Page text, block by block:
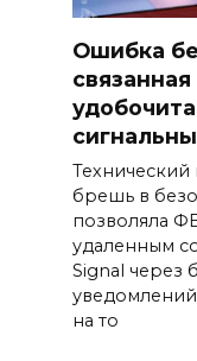
Ошибка
Технический
брешь в
позволяла
удаленным
Signal через
на то